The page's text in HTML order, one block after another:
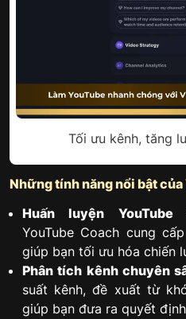
Tối ưu kênh, tăng
Những tính năng nổi bật của
Huấn luyện YouTube
YouTube Coach cung
giúp bạn tối ưu hóa chiến
Phân tích kênh chuyên
suất kênh, đề xuất từ
giúp bạn đưa ra quyết